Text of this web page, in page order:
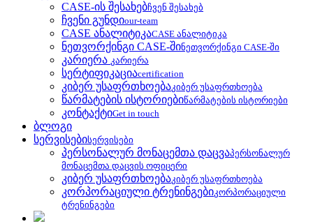
CASE-ის შესახებჩვენ შესახებ
ჩვენი გუნდიour-team
CASE ანალიტიკაCASE ანალიტიკა
ნეთვორქინგი CASE-შინეთვორქინგი CASE-ში
კარიერა კარიერა
სერტიფიკაციაcertification
კიბერ უსაფრთხოებაკიბერ უსაფრთხოება
წარმატების ისტორიებიწარმატების ისტორიები
კონტაქტიGet in touch
ბლოგი
სერვისებისერვისები
პერსონალურ მონაცემთა დაცვაპერსონალურ
მონაცემთა დაცვის ოფიცერი
კიბერ უსაფრთხოებაკიბერ უსაფრთხოება
კორპორაციული ტრენინგებიკორპორაციული
ტრენინგები